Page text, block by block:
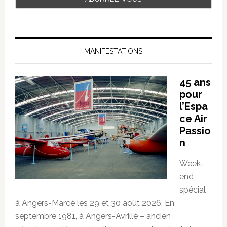
MANIFESTATIONS
45 ans
pour
l’Espa
ce Air
Passio
n
Week-
end
spécial
à Angers-Marcé les 29 et 30 août 2026. En
septembre 1981, à Angers-Avrillé – ancien